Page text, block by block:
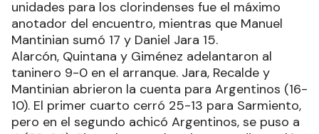
unidades para los clorindenses fue el máximo
anotador del encuentro, mientras que Manuel
Mantinian sumó 17 y Daniel Jara 15.
Alarcón, Quintana y Giménez adelantaron al
taninero 9-0 en el arranque. Jara, Recalde y
Mantinian abrieron la cuenta para Argentinos (16-
10). El primer cuarto cerró 25-13 para Sarmiento,
pero en el segundo achicó Argentinos, se puso a